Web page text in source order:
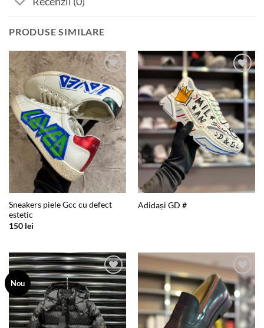
PRODUSE SIMILARE
Add to
wishlist
Sneakers piele Gcc cu defect
estetic
150 lei
Add to
wishlist
Adidași GD #
Nou
Add to
wishlist
Add to
wishlist